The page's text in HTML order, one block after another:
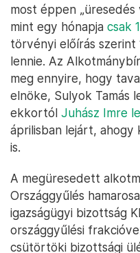
most éppen
mint egy hónapja csak
törvényi előírás
lennie. Az
meg ennyire, hogy
elnöke, Sulyok Tamás
ekkortól Juhász Imre
áprilisban lejárt, ahogy
is.
A megüresedett
Országgyűlés
igazságügyi bizottság
országgyűlési
csütörtöki bizottsági